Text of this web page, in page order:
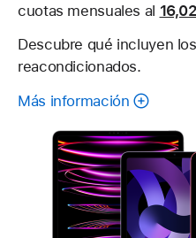
cuotas mensuales al
Descubre qué incluyen
reacondicionados.
Más información sobre
iPad
restaurado.